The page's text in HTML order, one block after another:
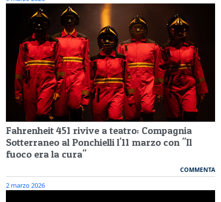
Fahrenheit 451 rivive a teatro: Compagnia
Sotterraneo al Ponchielli l'11 marzo con "Il
fuoco era la cura"
COMMENTA
2 marzo 2026